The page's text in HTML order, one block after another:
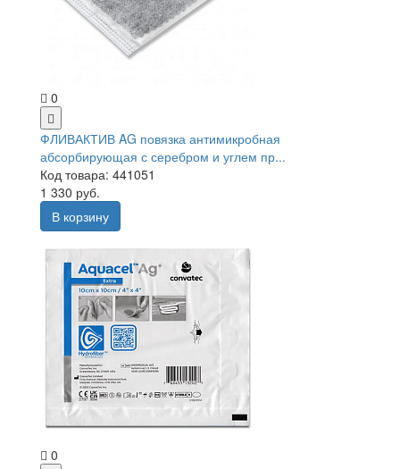
0
ФЛИВАКТИВ AG повязка антимикробная
абсорбирующая с серебром и углем пр...
Код товара: 441051
1 330 руб.
В корзину
0